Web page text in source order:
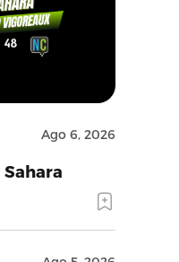
Ago 6, 2026